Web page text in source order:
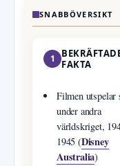
SNABBÖVERSIKT
1
FAKTA
Filmen utspelar
under andra
världskriget,
1945 (Disney
Australia)